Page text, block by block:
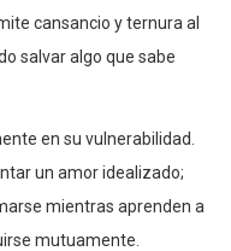
cansancio y ternura al
salvar algo que sabe
en su vulnerabilidad.
un amor idealizado;
mientras aprenden a
mutuamente.